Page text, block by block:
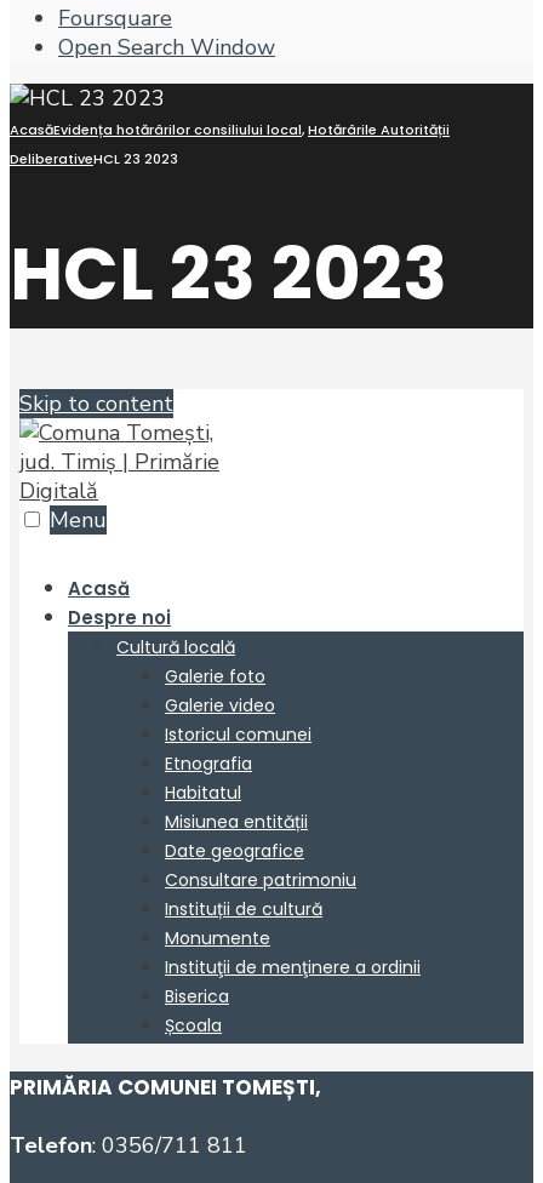
Foursquare
Open Search Window
AcasăEvidența hotărârilor consiliului local,Hotărârile Autorității
DeliberativeHCL 23 2023
HCL 23 2023
PRIMĂRIA COMUNEI TOMEȘTI,
Telefon: 0356/711 811